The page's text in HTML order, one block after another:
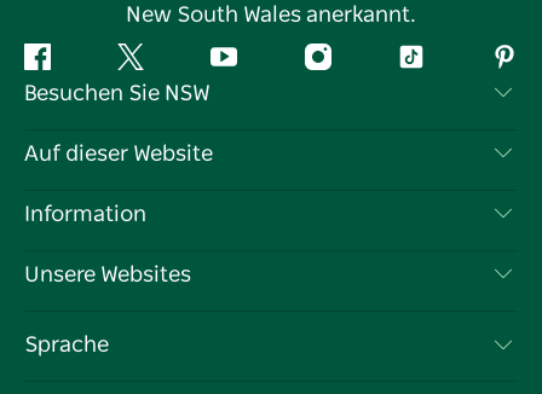
New South Wales anerkannt.
Facebook Twitter YouTube InstagramTikTok
Besuchen Sie NSW
Kontaktieren Sie uns
Cookie-Hinweis
Auf dieser Website
Reiseziele
Veranstaltungen
Information
Reiseinformationen
Unternehmen in NSW
Unsere Websites
Sprache